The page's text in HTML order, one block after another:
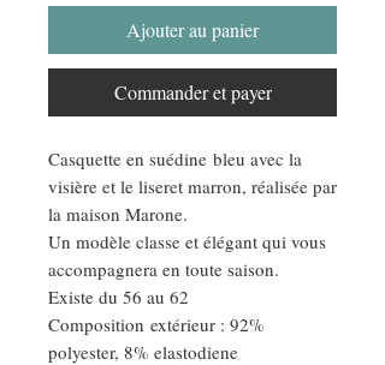
Ajouter au panier
Commander et payer
Casquette en suédine bleu avec la
visière et le liseret marron, réalisée par
la maison Marone.
Un modèle classe et élégant qui vous
accompagnera en toute saison.
Existe du 56 au 62
Composition extérieur : 92%
polyester, 8% elastodiene